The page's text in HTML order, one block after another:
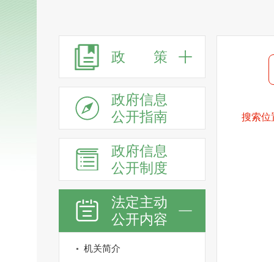
政 策
政府信息
公开指南
政府信息
公开制度
法定主动
公开内容
机关简介
搜索位